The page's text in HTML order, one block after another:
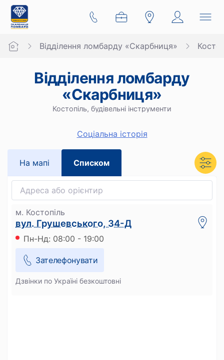
Відділення ломбарду «Скарбниця»
Відділення ломбарду
«Скарбниця»
Костопіль, будівельні інструменти
Cоціальна історія
На мапi Списком
м. Костопіль
вул. Грушевського, 34-Д
Пн-Нд: 08:00 - 19:00
Зателефонувати
Дзвінки по Україні безкоштовні